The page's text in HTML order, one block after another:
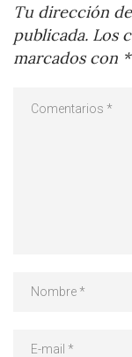
Tu dirección
publicada. Los
marcados con *